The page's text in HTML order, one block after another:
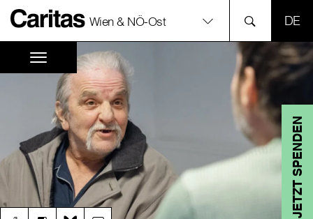
Wien & NÖ-Ost
JETZT SPENDEN